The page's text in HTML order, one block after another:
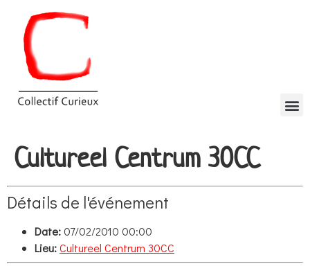
Cultureel Centrum 30CC
Détails de l'événement
Date:07/02/2010 00:00
Lieu:Cultureel Centrum 30CC